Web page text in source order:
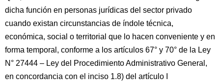
dicha función en personas jurídicas del sector privado
cuando existan circunstancias de índole técnica,
económica, social o territorial que lo hacen conveniente y en
forma temporal, conforme a los artículos 67° y 70° de la Ley
N° 27444 – Ley del Procedimiento Administrativo General,
en concordancia con el inciso 1.8) del artículo I